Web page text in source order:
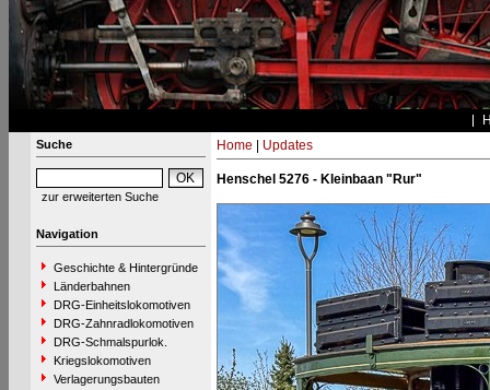
Suche
zur erweiterten Suche
Navigation
Geschichte & Hintergründe
Länderbahnen
DRG-Einheitslokomotiven
DRG-Zahnradlokomotiven
DRG-Schmalspurlok.
Kriegslokomotiven
Verlagerungsbauten
Home Updates
Henschel 5276 - Kleinbaan "Rur"